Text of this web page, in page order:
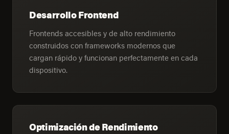
Desarrollo Frontend
Frontends accesibles y de alto rendimiento
construidos con frameworks modernos que
cargan rápido y funcionan perfectamente en cada
dispositivo.
Optimización de Rendimiento